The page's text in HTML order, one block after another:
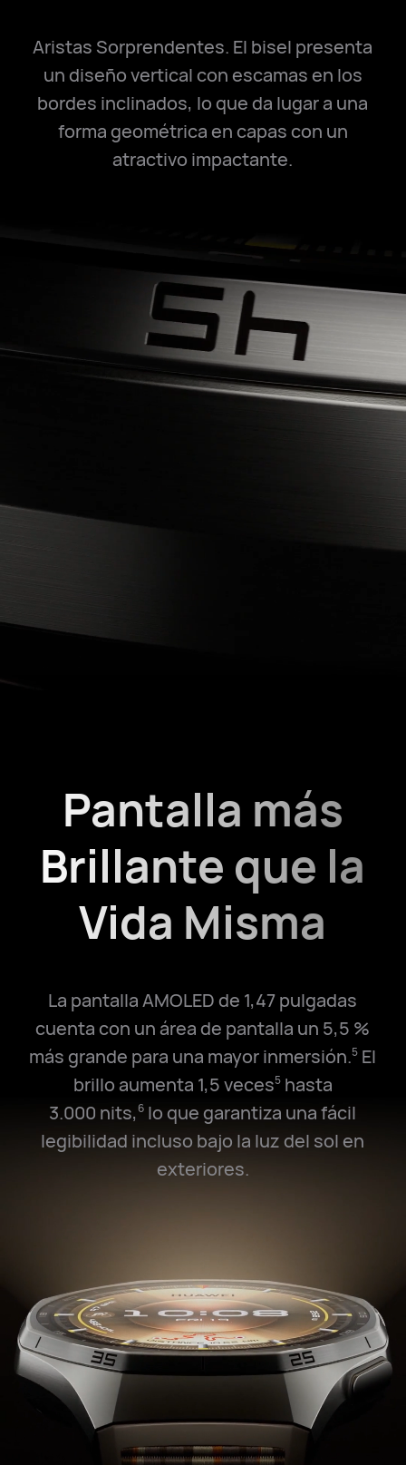
Aristas Sorprendentes. El bisel presenta
un diseño vertical con escamas en los
bordes inclinados, lo que da lugar a una
forma geométrica en capas con un
atractivo impactante.
Pantalla más
Brillante que la
Vida Misma
La pantalla AMOLED de 1,47 pulgadas
cuenta con un área de pantalla un 5,5 %
más grande para una mayor inmersión.5 El
brillo aumenta 1,5 veces5hasta
3.000 nits,6 lo que garantiza una fácil
legibilidad incluso bajo la luz del sol en
exteriores.